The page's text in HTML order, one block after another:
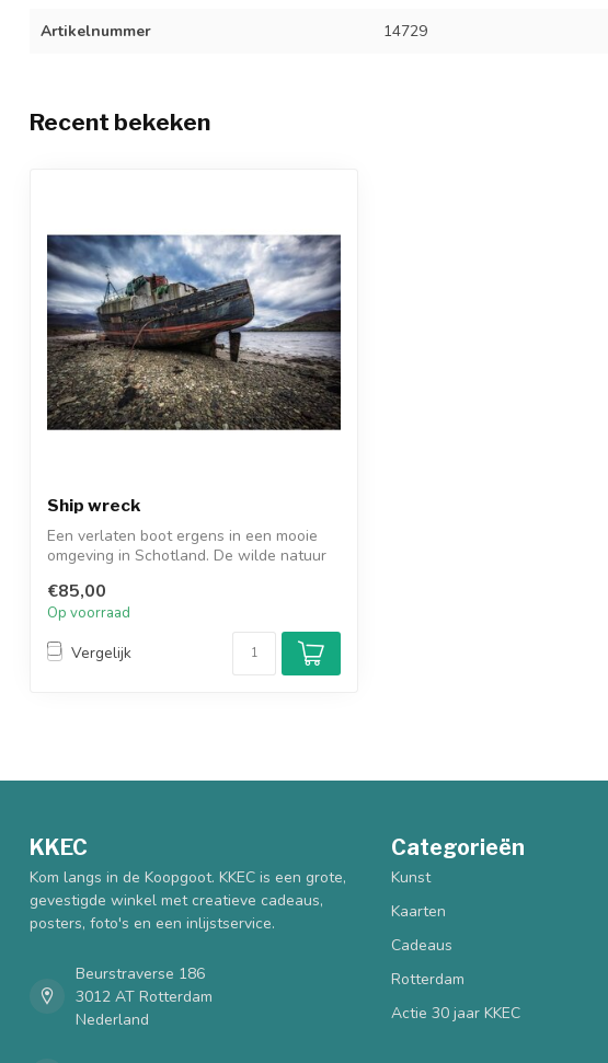
Artikelnummer 14729
Recent bekeken
Ship wreck
Een verlaten boot ergens in een mooie
omgeving in Schotland. De wilde natuur
€85,00
Op voorraad
Vergelijk
KKEC
Kom langs in de Koopgoot. KKEC is een grote,
gevestigde winkel met creatieve cadeaus,
posters, foto's en een inlijstservice.
Beurstraverse 186
3012 AT Rotterdam
Nederland
Categorieën
Kunst
Kaarten
Cadeaus
Rotterdam
Actie 30 jaar KKEC